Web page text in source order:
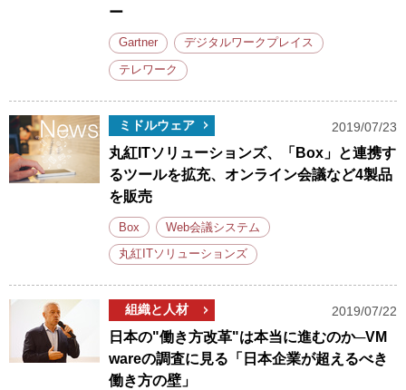
ー
Gartner デジタルワークプレイス
テレワーク
ミドルウェア 2019/07/23
丸紅ITソリューションズ、「Box」と連携す
るツールを拡充、オンライン会議など4製品
を販売
Box Web会議システム
丸紅ITソリューションズ
組織と人材 2019/07/22
日本の"働き方改革"は本当に進むのか─VM
wareの調査に見る「日本企業が超えるべき
働き方の壁」